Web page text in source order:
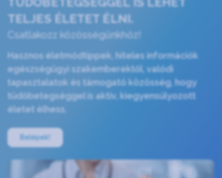
TELJES ÉLETET ÉLNI.
Csatlakozz közösségünkhöz!
Hasznos életmódtippek, hiteles információk
egészségügyi szakemberektől, valódi
tapasztalatok és támogató közösség, hogy
tüdőbetegséggel is aktív, kiegyensúlyozott
életet élhess.
Belépek!